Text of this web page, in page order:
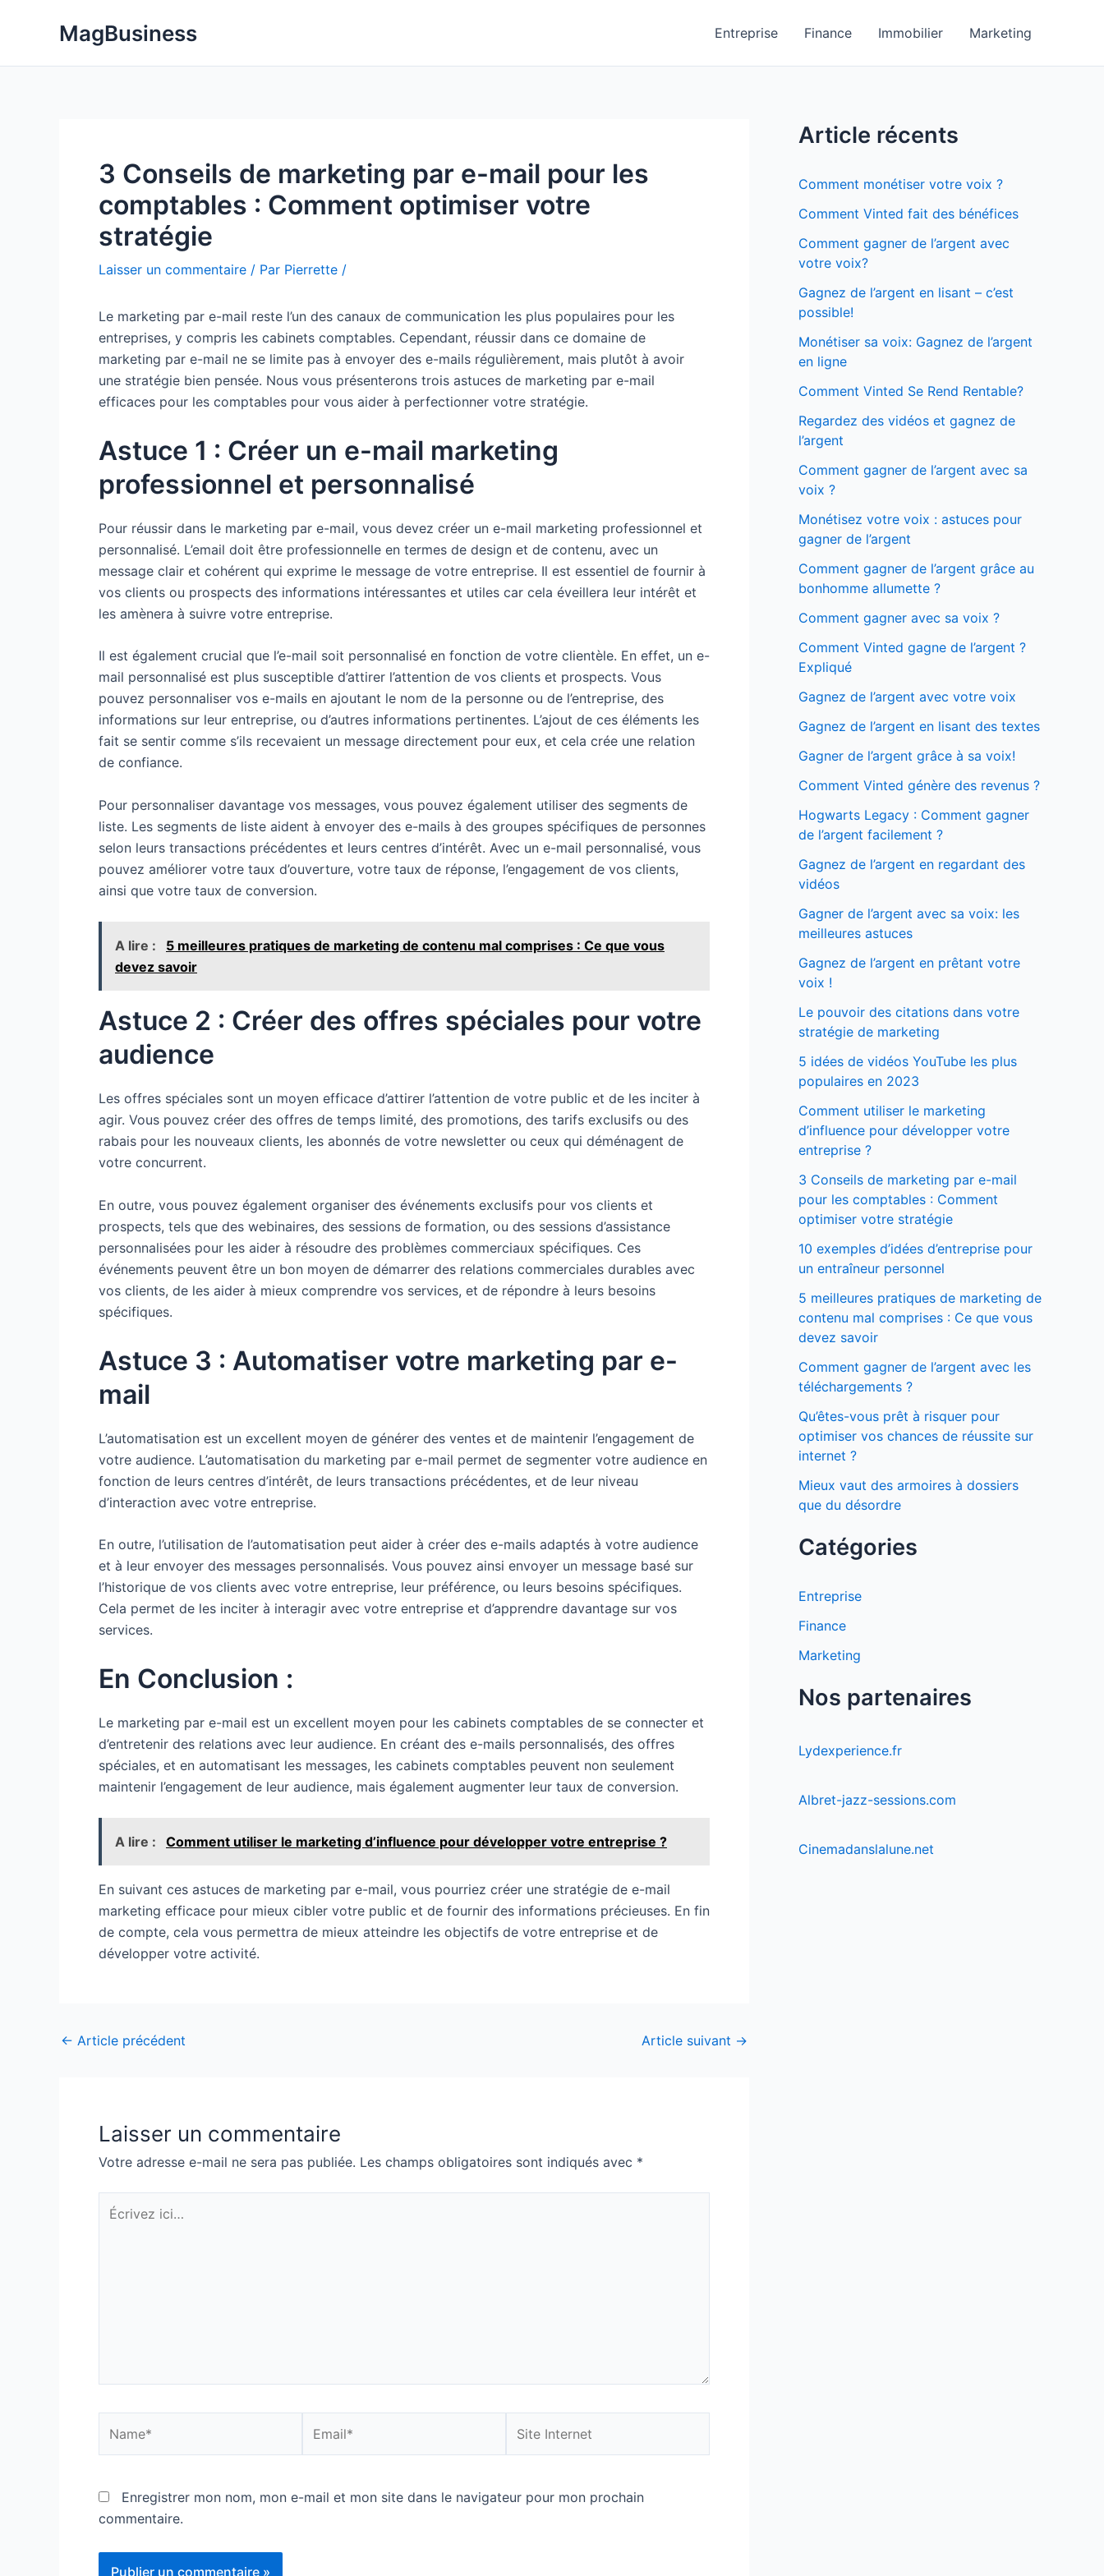
MagBusiness Entreprise Finance Immobilier Marketing
3 Conseils de marketing par e-mail pour les
comptables : Comment optimiser votre
stratégie
Laisser un commentaire / Par Pierrette /
Le marketing par e-mail reste l’un des canaux de communication les plus populaires pour les
entreprises, y compris les cabinets comptables. Cependant, réussir dans ce domaine de
marketing par e-mail ne se limite pas à envoyer des e-mails régulièrement, mais plutôt à avoir
une stratégie bien pensée. Nous vous présenterons trois astuces de marketing par e-mail
efficaces pour les comptables pour vous aider à perfectionner votre stratégie.
Astuce 1 : Créer un e-mail marketing
professionnel et personnalisé
Pour réussir dans le marketing par e-mail, vous devez créer un e-mail marketing professionnel et
personnalisé. L’email doit être professionnelle en termes de design et de contenu, avec un
message clair et cohérent qui exprime le message de votre entreprise. Il est essentiel de fournir à
vos clients ou prospects des informations intéressantes et utiles car cela éveillera leur intérêt et
les amènera à suivre votre entreprise.
Il est également crucial que l’e-mail soit personnalisé en fonction de votre clientèle. En effet, un e-
mail personnalisé est plus susceptible d’attirer l’attention de vos clients et prospects. Vous
pouvez personnaliser vos e-mails en ajoutant le nom de la personne ou de l’entreprise, des
informations sur leur entreprise, ou d’autres informations pertinentes. L’ajout de ces éléments les
fait se sentir comme s’ils recevaient un message directement pour eux, et cela crée une relation
de confiance.
Pour personnaliser davantage vos messages, vous pouvez également utiliser des segments de
liste. Les segments de liste aident à envoyer des e-mails à des groupes spécifiques de personnes
selon leurs transactions précédentes et leurs centres d’intérêt. Avec un e-mail personnalisé, vous
pouvez améliorer votre taux d’ouverture, votre taux de réponse, l’engagement de vos clients,
ainsi que votre taux de conversion.
A lire :
5 meilleures pratiques de marketing de contenu mal comprises : Ce que vous
devez savoir
Astuce 2 : Créer des offres spéciales pour votre
audience
Les offres spéciales sont un moyen efficace d’attirer l’attention de votre public et de les inciter à
agir. Vous pouvez créer des offres de temps limité, des promotions, des tarifs exclusifs ou des
rabais pour les nouveaux clients, les abonnés de votre newsletter ou ceux qui déménagent de
votre concurrent.
En outre, vous pouvez également organiser des événements exclusifs pour vos clients et
prospects, tels que des webinaires, des sessions de formation, ou des sessions d’assistance
personnalisées pour les aider à résoudre des problèmes commerciaux spécifiques. Ces
événements peuvent être un bon moyen de démarrer des relations commerciales durables avec
vos clients, de les aider à mieux comprendre vos services, et de répondre à leurs besoins
spécifiques.
Astuce 3 : Automatiser votre marketing par e-
mail
L’automatisation est un excellent moyen de générer des ventes et de maintenir l’engagement de
votre audience. L’automatisation du marketing par e-mail permet de segmenter votre audience en
fonction de leurs centres d’intérêt, de leurs transactions précédentes, et de leur niveau
d’interaction avec votre entreprise.
En outre, l’utilisation de l’automatisation peut aider à créer des e-mails adaptés à votre audience
et à leur envoyer des messages personnalisés. Vous pouvez ainsi envoyer un message basé sur
l’historique de vos clients avec votre entreprise, leur préférence, ou leurs besoins spécifiques.
Cela permet de les inciter à interagir avec votre entreprise et d’apprendre davantage sur vos
services.
En Conclusion :
Le marketing par e-mail est un excellent moyen pour les cabinets comptables de se connecter et
d’entretenir des relations avec leur audience. En créant des e-mails personnalisés, des offres
spéciales, et en automatisant les messages, les cabinets comptables peuvent non seulement
maintenir l’engagement de leur audience, mais également augmenter leur taux de conversion.
A lire : Comment utiliser le marketing d’influence pour développer votre entreprise ?
En suivant ces astuces de marketing par e-mail, vous pourriez créer une stratégie de e-mail
marketing efficace pour mieux cibler votre public et de fournir des informations précieuses. En fin
de compte, cela vous permettra de mieux atteindre les objectifs de votre entreprise et de
développer votre activité.
← Article précédent Article suivant →
Laisser un commentaire
Votre adresse e-mail ne sera pas publiée. Les champs obligatoires sont indiqués avec *
Écrivez
ici…
Internet
Enregistrer mon nom, mon e-mail et mon site dans le navigateur pour mon prochain
commentaire.
Article récents
Comment monétiser votre voix ?
Comment Vinted fait des bénéfices
Comment gagner de l’argent avec
votre voix?
Gagnez de l’argent en lisant – c’est
possible!
Monétiser sa voix: Gagnez de l’argent
en ligne
Comment Vinted Se Rend Rentable?
Regardez des vidéos et gagnez de
l’argent
Comment gagner de l’argent avec sa
voix ?
Monétisez votre voix : astuces pour
gagner de l’argent
Comment gagner de l’argent grâce au
bonhomme allumette ?
Comment gagner avec sa voix ?
Comment Vinted gagne de l’argent ?
Expliqué
Gagnez de l’argent avec votre voix
Gagnez de l’argent en lisant des textes
Gagner de l’argent grâce à sa voix!
Comment Vinted génère des revenus ?
Hogwarts Legacy : Comment gagner
de l’argent facilement ?
Gagnez de l’argent en regardant des
vidéos
Gagner de l’argent avec sa voix: les
meilleures astuces
Gagnez de l’argent en prêtant votre
voix !
Le pouvoir des citations dans votre
stratégie de marketing
5 idées de vidéos YouTube les plus
populaires en 2023
Comment utiliser le marketing
d’influence pour développer votre
entreprise ?
3 Conseils de marketing par e-mail
pour les comptables : Comment
optimiser votre stratégie
10 exemples d’idées d’entreprise pour
un entraîneur personnel
5 meilleures pratiques de marketing de
contenu mal comprises : Ce que vous
devez savoir
Comment gagner de l’argent avec les
téléchargements ?
Qu’êtes-vous prêt à risquer pour
optimiser vos chances de réussite sur
internet ?
Mieux vaut des armoires à dossiers
que du désordre
Catégories
Entreprise
Finance
Marketing
Nos partenaires
Lydexperience.fr
Albret-jazz-sessions.com
Cinemadanslalune.net